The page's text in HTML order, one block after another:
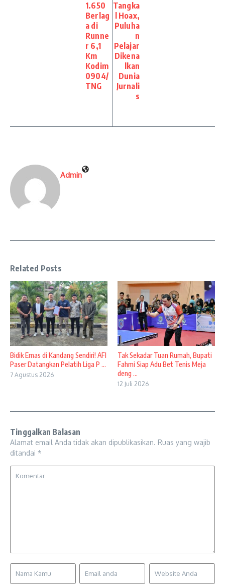
1.650
Berlag
a di
Runne
r 6,1
Km
Kodim
0904/
TNG
Tangka
l Hoax,
Puluha
n
Pelajar
Dikena
lkan
Dunia
Jurnali
s
Admin
Related Posts
Bidik Emas di Kandang Sendiri! AFI
Paser Datangkan Pelatih Liga P ...
7 Agustus 2026
Tak Sekadar Tuan Rumah, Bupati
Fahmi Siap Adu Bet Tenis Meja
deng ...
12 Juli 2026
Tinggalkan Balasan
Alamat email Anda tidak akan dipublikasikan. Ruas yang wajib
ditandai *